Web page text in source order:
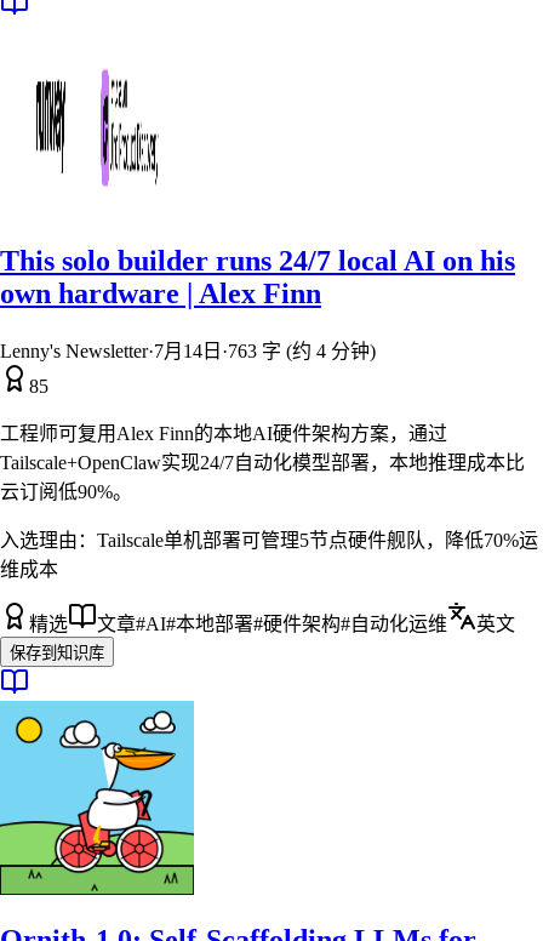
This solo builder runs 24/7 local AI on his
own hardware | Alex Finn
Lenny's Newsletter·7月14日 ·763 字 (约 4 分钟)
85
工程师可复用Alex Finn的本地AI硬件架构方案，通过
Tailscale+OpenClaw实现24/7自动化模型部署，本地推理成本比
云订阅低90%。
入选理由： Tailscale单机部署可管理5节点硬件舰队，降低70%运
维成本
精选 文章#AI#本地部署#硬件架构#自动化运维 英文
保存到知识库